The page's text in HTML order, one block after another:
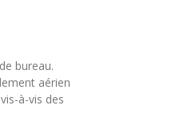
bureau.
aérien
à-vis des